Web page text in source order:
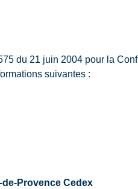
du 21 juin 2004 pour la
suivantes :
de-Provence Cedex